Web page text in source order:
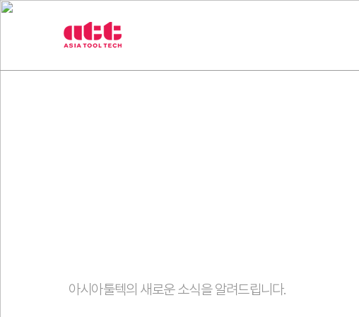
아시아툴텍의 새로운 소식을 알려드립니다.